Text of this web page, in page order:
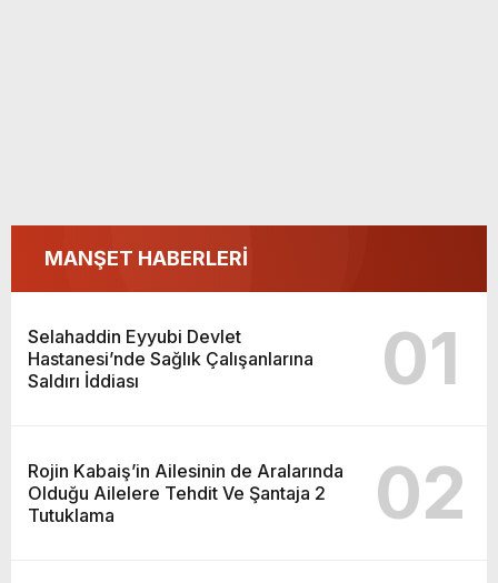
MANŞET HABERLERİ
Selahaddin Eyyubi Devlet
Hastanesi’nde Sağlık Çalışanlarına
Saldırı İddiası
01
Rojin Kabaiş’in Ailesinin de Aralarında
Olduğu Ailelere Tehdit Ve Şantaja 2
Tutuklama
02